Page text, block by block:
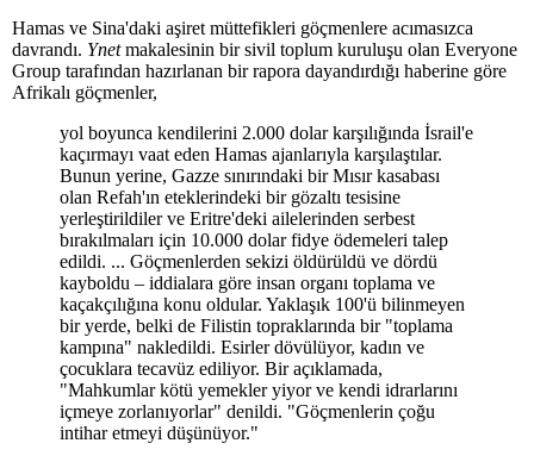
Hamas ve Sina'daki aşiret müttefikleri göçmenlere acımasızca
davrandı. Ynetmakalesinin bir sivil toplum kuruluşu olan Everyone
Group tarafından hazırlanan bir rapora dayandırdığı haberine göre
Afrikalı göçmenler,
yol boyunca kendilerini 2.000 dolar karşılığında İsrail'e
kaçırmayı vaat eden Hamas ajanlarıyla karşılaştılar.
Bunun yerine, Gazze sınırındaki bir Mısır kasabası
olan Refah'ın eteklerindeki bir gözaltı tesisine
yerleştirildiler ve Eritre'deki ailelerinden serbest
bırakılmaları için 10.000 dolar fidye ödemeleri talep
edildi. ... Göçmenlerden sekizi öldürüldü ve dördü
kayboldu – iddialara göre insan organı toplama ve
kaçakçılığına konu oldular. Yaklaşık 100'ü bilinmeyen
bir yerde, belki de Filistin topraklarında bir "toplama
kampına" nakledildi. Esirler dövülüyor, kadın ve
çocuklara tecavüz ediliyor. Bir açıklamada,
"Mahkumlar kötü yemekler yiyor ve kendi idrarlarını
içmeye zorlanıyorlar" denildi. "Göçmenlerin çoğu
intihar etmeyi düşünüyor."